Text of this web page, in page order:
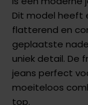
Dit model heeft
flatterend en
geplaatste
uniek detail. De
jeans perfect
moeiteloos
top.